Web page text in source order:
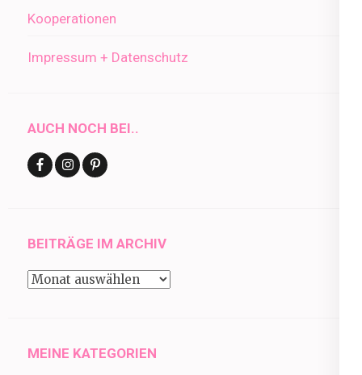
Kooperationen
Impressum + Datenschutz
AUCH NOCH BEI..
BEITRÄGE IM ARCHIV
Beiträge
MEINE KATEGORIEN